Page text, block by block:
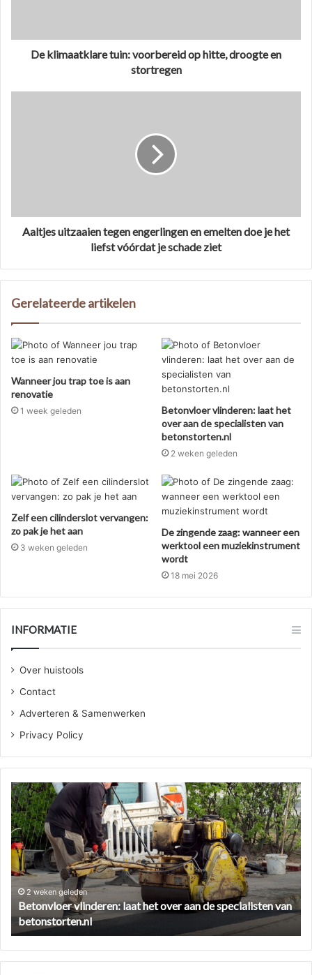
De klimaatklare tuin: voorbereid op hitte, droogte en
stortregen
Aaltjes uitzaaien tegen engerlingen en emelten doe je het
liefst vóórdat je schade ziet
Gerelateerde artikelen
Wanneer jou trap toe is aan
renovatie
1 week geleden
Betonvloer vlinderen: laat het
over aan de specialisten van
betonstorten.nl
2 weken geleden
Zelf een cilinderslot vervangen:
zo pak je het aan
3 weken geleden
De zingende zaag: wanneer een
werktool een muziekinstrument
wordt
18 mei 2026
INFORMATIE
Over huistools
Contact
Adverteren & Samenwerken
Privacy Policy
Betonvloer
vlinderen:
laat
het
over
aan
de
specialisten
van
betonstorten.nl
2 weken geleden
Betonvloer vlinderen: laat het over aan de specialisten van
betonstorten.nl
zo